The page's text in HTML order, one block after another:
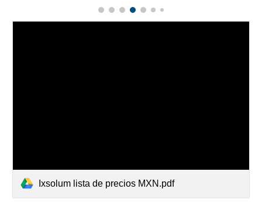
Ixsolum lista de precios MXN.pdf